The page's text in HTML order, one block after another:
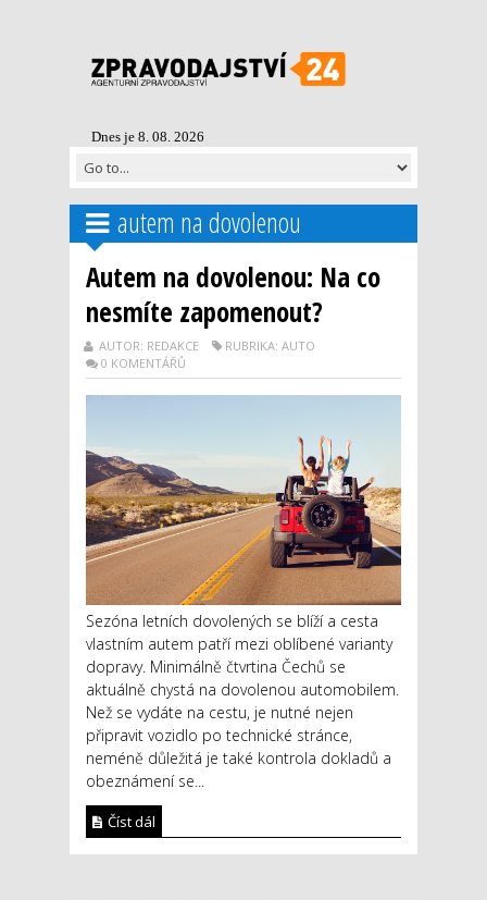
Dnes je 8. 08. 2026
autem na dovolenou
Autem na dovolenou: Na co
nesmíte zapomenout?
AUTOR: REDAKCE
RUBRIKA: AUTO
0 KOMENTÁŘŮ
Sezóna letních dovolených se blíží a cesta
vlastním autem patří mezi oblíbené varianty
dopravy. Minimálně čtvrtina Čechů se
aktuálně chystá na dovolenou automobilem.
Než se vydáte na cestu, je nutné nejen
připravit vozidlo po technické stránce,
neméně důležitá je také kontrola dokladů a
obeznámení se...
Číst dál